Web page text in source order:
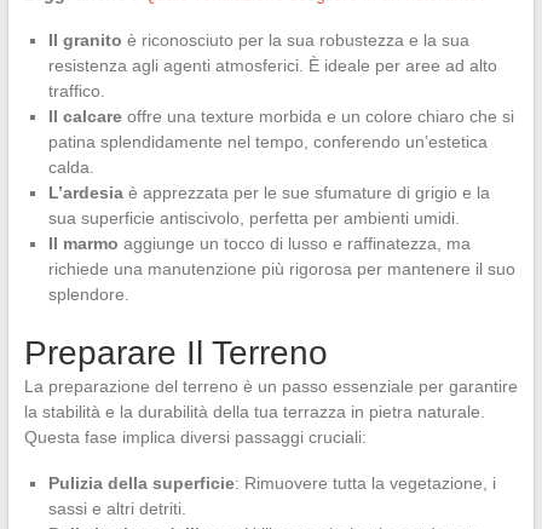
Il granito è riconosciuto per la sua robustezza e la sua
resistenza agli agenti atmosferici. È ideale per aree ad alto
traffico.
Il calcareoffre una texture morbida e un colore chiaro che si
patina splendidamente nel tempo, conferendo un’estetica
calda.
L’ardesiaè apprezzata per le sue sfumature di grigio e la
sua superficie antiscivolo, perfetta per ambienti umidi.
Il marmo aggiunge un tocco di lusso e raffinatezza, ma
richiede una manutenzione più rigorosa per mantenere il suo
splendore.
Preparare Il Terreno
La preparazione del terreno è un passo essenziale per garantire
la stabilità e la durabilità della tua terrazza in pietra naturale.
Questa fase implica diversi passaggi cruciali:
Pulizia della superficie: Rimuovere tutta la vegetazione, i
sassi e altri detriti.